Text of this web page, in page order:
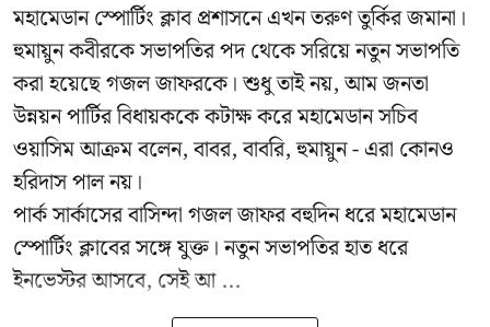
মহামেডান স্পোর্টিং ক্লাব প্রশাসনে এখন তরুণ তুর্কির জমানা।
হুমায়ুন কবীরকে সভাপতির পদ থেকে সরিয়ে নতুন সভাপতি
করা হয়েছে গজল জাফরকে। শুধু তাই নয়, আম জনতা
উন্নয়ন পার্টির বিধায়ককে কটাক্ষ করে মহামেডান সচিব
ওয়াসিম আক্রম বলেন, বাবর, বাবরি, হুমায়ুন - এরা কোনও
হরিদাস পাল নয়।
পার্ক সার্কাসের বাসিন্দা গজল জাফর বহুদিন ধরে মহামেডান
স্পোর্টিং ক্লাবের সঙ্গে যুক্ত। নতুন সভাপতির হাত ধরে
ইনভেস্টর আসবে, সেই আ ...